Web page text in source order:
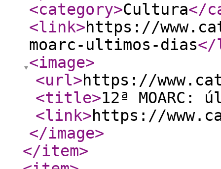
<category>Cultura</
<link>https://
moarc-ultimos-dias
<image>
<url>https://
<title>12ª MOARC:
<link>https://
</image>
</item>